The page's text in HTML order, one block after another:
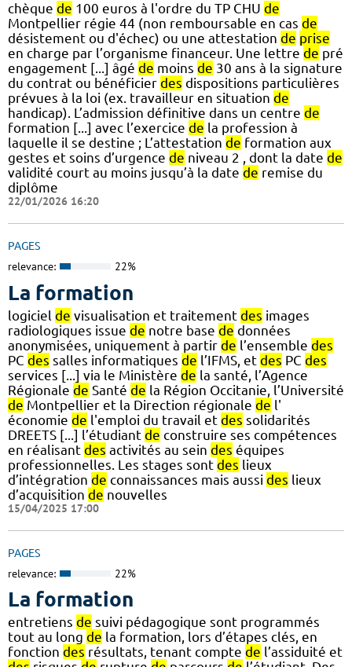
chèque de 100 euros à l'ordre du TP CHU de
Montpellier régie 44 (non remboursable en cas de
désistement ou d'échec) ou une attestation de prise
en charge par l’organisme financeur. Une lettre de pré
engagement [...] âgé de moins de 30 ans à la signature
du contrat ou bénéficier des dispositions particulières
prévues à la loi (ex. travailleur en situation de
handicap). L’admission définitive dans un centre de
formation [...] avec l’exercice de la profession à
laquelle il se destine ; L’attestation de formation aux
gestes et soins d’urgence de niveau 2 , dont la date de
validité court au moins jusqu’à la date de remise du
diplôme
22/01/2026 16:20
PAGES
relevance: 22%
La formation
logiciel de visualisation et traitement des images
radiologiques issue de notre base de données
anonymisées, uniquement à partir de l’ensemble des
PC des salles informatiques de l’IFMS, et des PC des
services [...] via le Ministère de la santé, l’Agence
Régionale de Santé de la Région Occitanie, l’Université
de Montpellier et la Direction régionale de l'
économie de l'emploi du travail et des solidarités
DREETS [...] l’étudiant de construire ses compétences
en réalisant des activités au sein des équipes
professionnelles. Les stages sont des lieux
d’intégration de connaissances mais aussi des lieux
d’acquisition de nouvelles
15/04/2025 17:00
PAGES
relevance: 22%
La formation
entretiens de suivi pédagogique sont programmés
tout au long de la formation, lors d’étapes clés, en
fonction des résultats, tenant compte de l’assiduité et